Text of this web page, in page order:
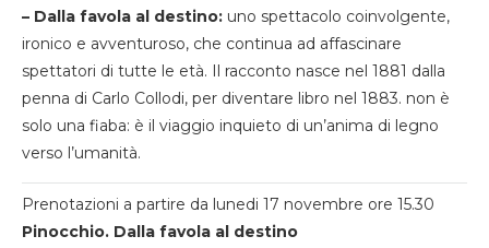
– Dalla favola al destino: uno spettacolo coinvolgente,
ironico e avventuroso, che continua ad affascinare
spettatori di tutte le età. Il racconto nasce nel 1881 dalla
penna di Carlo Collodi, per diventare libro nel 1883. non è
solo una fiaba: è il viaggio inquieto di un’anima di legno
verso l’umanità.
Prenotazioni a partire da lunedi 17 novembre ore 15.30
Pinocchio. Dalla favola al destino